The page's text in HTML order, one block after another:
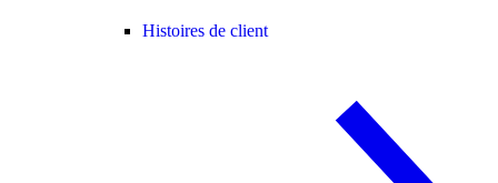
Histoires de client